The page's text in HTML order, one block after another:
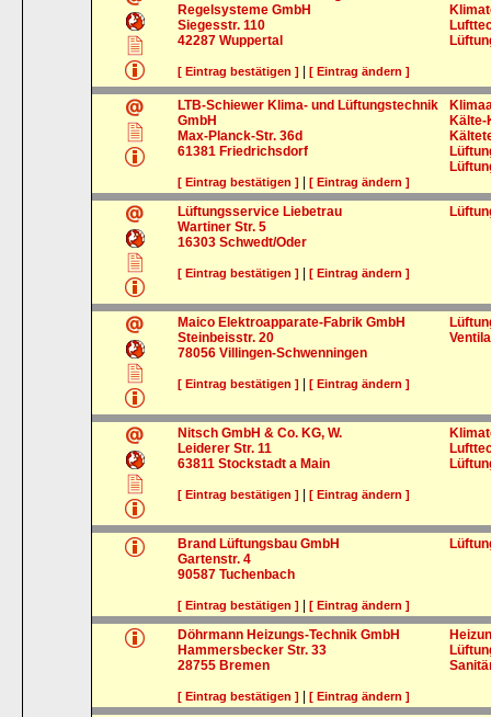
Regelsysteme GmbH
Siegesstr. 110
42287 Wuppertal
[ Eintrag bestätigen ] |[ Eintrag ändern ]
LTB-Schiewer Klima- und Lüftungstechnik
GmbH
Max-Planck-Str. 36d
61381 Friedrichsdorf
[ Eintrag bestätigen ] |[ Eintrag ändern ]
Lüftungsservice Liebetrau
Wartiner Str. 5
16303 Schwedt/Oder
[ Eintrag bestätigen ] |[ Eintrag ändern ]
Maico Elektroapparate-Fabrik GmbH
Steinbeisstr. 20
78056 Villingen-Schwenningen
[ Eintrag bestätigen ] |[ Eintrag ändern ]
Nitsch GmbH & Co. KG, W.
Leiderer Str. 11
63811 Stockstadt a Main
[ Eintrag bestätigen ] |[ Eintrag ändern ]
Brand Lüftungsbau GmbH
Gartenstr. 4
90587 Tuchenbach
[ Eintrag bestätigen ] |[ Eintrag ändern ]
Döhrmann Heizungs-Technik GmbH
Hammersbecker Str. 33
28755 Bremen
[ Eintrag bestätigen ] |[ Eintrag ändern ]